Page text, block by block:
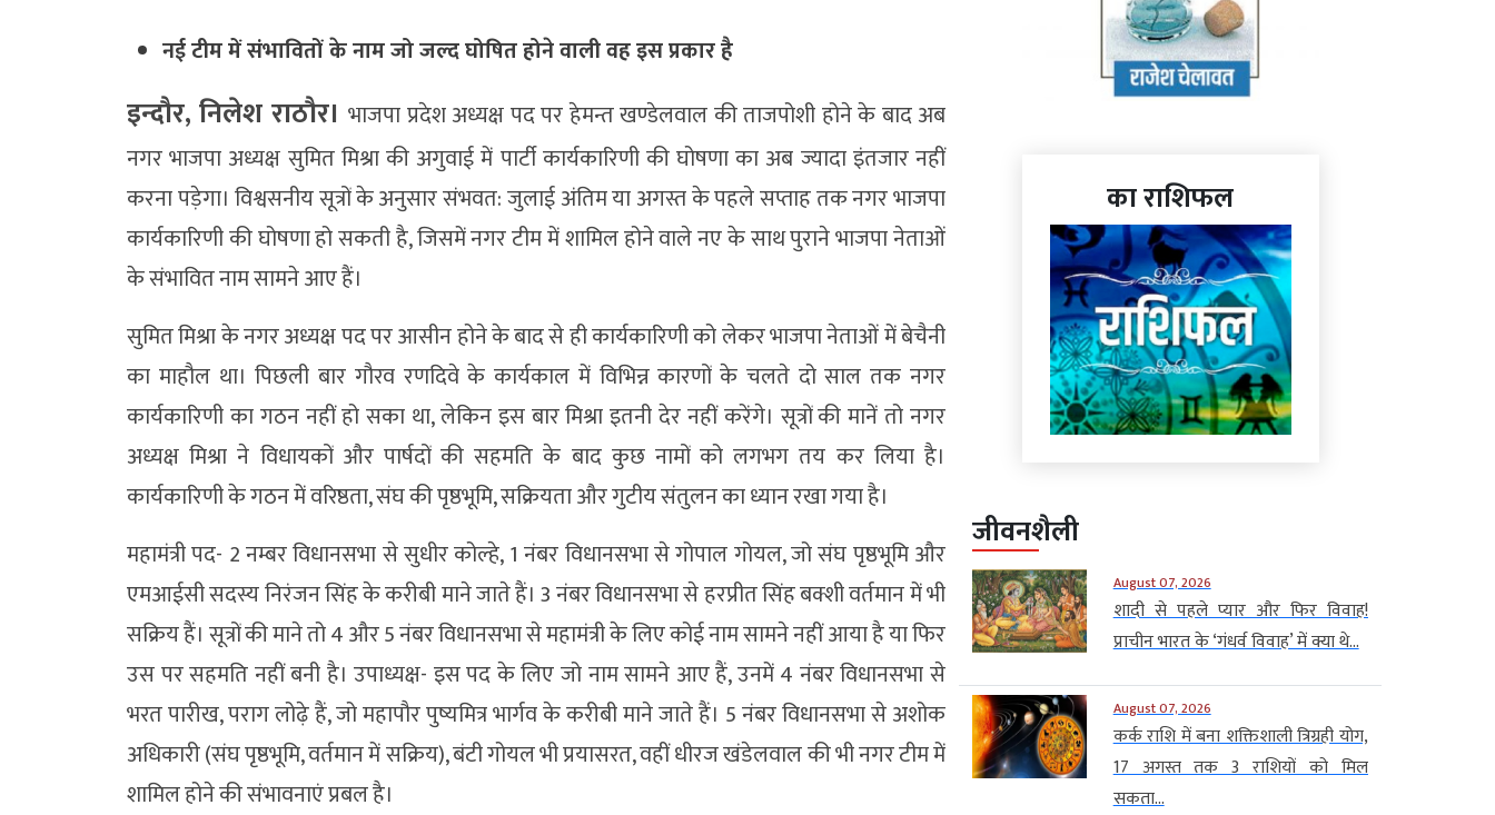
नई टीम में संभावितों के नाम जो जल्द घोषित होने वाली वह इस प्रकार है
इन्दौर, निलेश राठौर।भाजपा प्रदेश अध्यक्ष पद पर हेमन्त खण्डेलवाल की ताजपोशी होने के बाद अब
नगर भाजपा अध्यक्ष सुमित मिश्रा की अगुवाई में पार्टी कार्यकारिणी की घोषणा का अब ज्यादा इंतजार नहीं
करना पड़ेगा। विश्वसनीय सूत्रों के अनुसार संभवत: जुलाई अंतिम या अगस्त के पहले सप्ताह तक नगर भाजपा
कार्यकारिणी की घोषणा हो सकती है, जिसमें नगर टीम में शामिल होने वाले नए के साथ पुराने भाजपा नेताओं
के संभावित नाम सामने आए हैं।
सुमित मिश्रा के नगर अध्यक्ष पद पर आसीन होने के बाद से ही कार्यकारिणी को लेकर भाजपा नेताओं में बेचैनी
का माहौल था। पिछली बार गौरव रणदिवे के कार्यकाल में विभिन्न कारणों के चलते दो साल तक नगर
कार्यकारिणी का गठन नहीं हो सका था, लेकिन इस बार मिश्रा इतनी देर नहीं करेंगे। सूत्रों की मानें तो नगर
अध्यक्ष मिश्रा ने विधायकों और पार्षदों की सहमति के बाद कुछ नामों को लगभग तय कर लिया है।
कार्यकारिणी के गठन में वरिष्ठता, संघ की पृष्ठभूमि, सक्रियता और गुटीय संतुलन का ध्यान रखा गया है।
महामंत्री पद- 2 नम्बर विधानसभा से सुधीर कोल्हे, 1 नंबर विधानसभा से गोपाल गोयल, जो संघ पृष्ठभूमि और
एमआईसी सदस्य निरंजन सिंह के करीबी माने जाते हैं। 3 नंबर विधानसभा से हरप्रीत सिंह बक्शी वर्तमान में भी
सक्रिय हैं। सूत्रों की माने तो 4 और 5 नंबर विधानसभा से महामंत्री के लिए कोई नाम सामने नहीं आया है या फिर
उस पर सहमति नहीं बनी है। उपाध्यक्ष- इस पद के लिए जो नाम सामने आए हैं, उनमें 4 नंबर विधानसभा से
भरत पारीख, पराग लोढ़े हैं, जो महापौर पुष्यमित्र भार्गव के करीबी माने जाते हैं। 5 नंबर विधानसभा से अशोक
अधिकारी (संघ पृष्ठभूमि, वर्तमान में सक्रिय), बंटी गोयल भी प्रयासरत, वहीं धीरज खंडेलवाल की भी नगर टीम में
शामिल होने की संभावनाएं प्रबल है।
का राशिफल
जीवनशैली
August 07, 2026
शादी से पहले प्यार और फिर विवाह!
प्राचीन भारत के ‘गंधर्व विवाह’ में क्या थे...
August 07, 2026
कर्क राशि में बना शक्तिशाली त्रिग्रही योग,
17 अगस्त तक 3 राशियों को मिल
सकता...